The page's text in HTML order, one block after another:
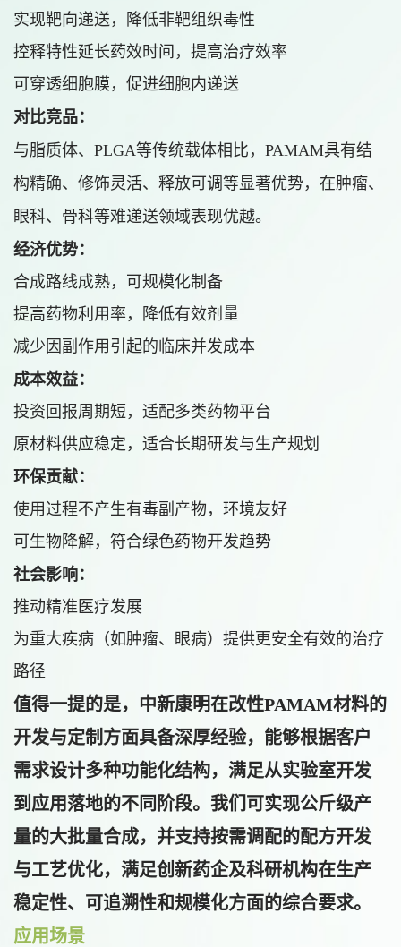
实现靶向递送，降低非靶组织毒性
控释特性延长药效时间，提高治疗效率
可穿透细胞膜，促进细胞内递送
对比竞品：
与脂质体、PLGA等传统载体相比，PAMAM具有结
构精确、修饰灵活、释放可调等显著优势，在肿瘤、
眼科、骨科等难递送领域表现优越。
经济优势：
合成路线成熟，可规模化制备
提高药物利用率，降低有效剂量
减少因副作用引起的临床并发成本
成本效益：
投资回报周期短，适配多类药物平台
原材料供应稳定，适合长期研发与生产规划
环保贡献：
使用过程不产生有毒副产物，环境友好
可生物降解，符合绿色药物开发趋势
社会影响：
推动精准医疗发展
为重大疾病（如肿瘤、眼病）提供更安全有效的治疗
路径
值得一提的是， 中新康明在改性PAMAM材料的
开发与定制方面具备深厚经验，能够根据客户
需求设计多种功能化结构，满足从实验室开发
到应用落地的不同阶段。我们可实现公斤级产
量的大批量合成，并支持按需调配的配方开发
与工艺优化，满足创新药企及科研机构在生产
稳定性、可追溯性和规模化方面的综合要求。
应用场景